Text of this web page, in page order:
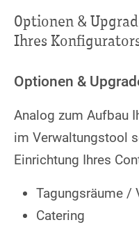
Optionen &
Ihres
Optionen &
Analog zum Aufbau
im Verwaltungstool
Einrichtung Ihres
Tagungsräume /
Catering